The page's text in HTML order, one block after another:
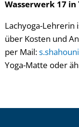
Wasserwerk 17
Lachyoga-Lehrerin
über Kosten und
per Mail:
Yoga-Matte oder